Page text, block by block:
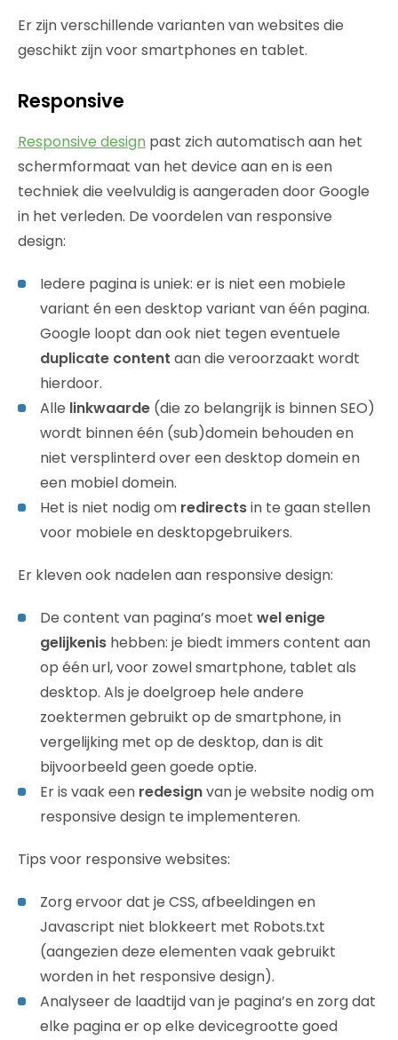
Er zijn verschillende varianten van websites die
geschikt zijn voor smartphones en tablet.
Responsive
Responsive design past zich automatisch aan het
schermformaat van het device aan en is een
techniek die veelvuldig is aangeraden door Google
in het verleden. De voordelen van responsive
design:
Iedere pagina is uniek: er is niet een mobiele
variant én een desktop variant van één pagina.
Google loopt dan ook niet tegen eventuele
duplicate content aan die veroorzaakt wordt
hierdoor.
Alle linkwaarde (die zo belangrijk is binnen SEO)
wordt binnen één (sub)domein behouden en
niet versplinterd over een desktop domein en
een mobiel domein.
Het is niet nodig om redirectsin te gaan stellen
voor mobiele en desktopgebruikers.
Er kleven ook nadelen aan responsive design:
De content van pagina’s moet wel enige
gelijkenis hebben: je biedt immers content aan
op één url, voor zowel smartphone, tablet als
desktop. Als je doelgroep hele andere
zoektermen gebruikt op de smartphone, in
vergelijking met op de desktop, dan is dit
bijvoorbeeld geen goede optie.
Er is vaak een redesignvan je website nodig om
responsive design te implementeren.
Tips voor responsive websites:
Zorg ervoor dat je CSS, afbeeldingen en
Javascript niet blokkeert met Robots.txt
(aangezien deze elementen vaak gebruikt
worden in het responsive design).
Analyseer de laadtijd van je pagina’s en zorg dat
elke pagina er op elke devicegrootte goed